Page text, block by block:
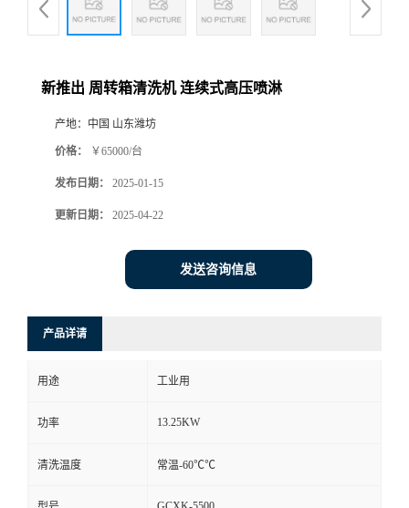
新推出 周转箱清洗机 连续式高压喷淋
产地： 中国 山东潍坊
价格： ￥65000/台
发布日期： 2025-01-15
更新日期： 2025-04-22
发送咨询信息
产品详请
用途 工业用
功率 13.25KW
清洗温度 常温-60℃℃